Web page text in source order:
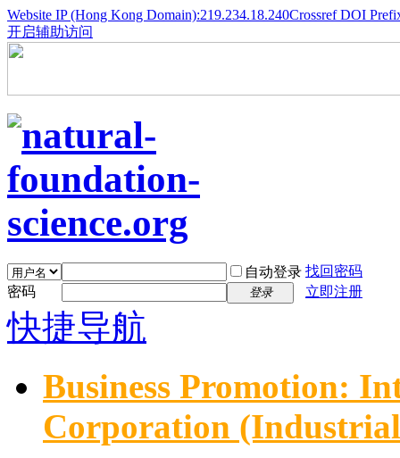
Website IP (Hong Kong Domain):219.234.18.240Crossref DOI
开启辅助访问
自动登录 找回密码
密码
登录 立即注册
快捷导航
Business Promotion:
Corporation